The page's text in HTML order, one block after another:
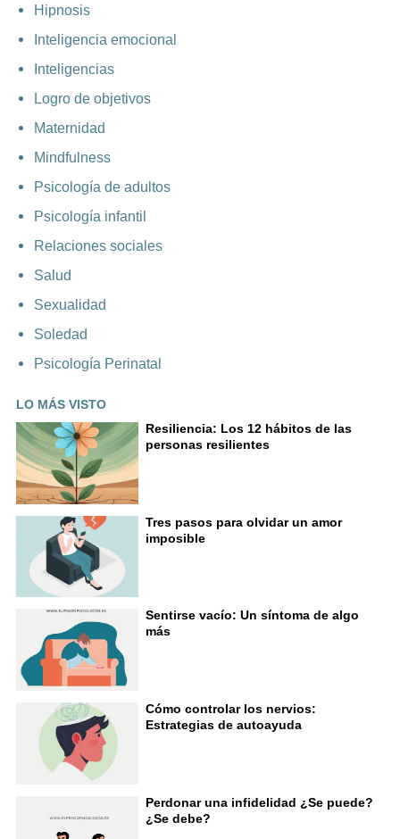
Hipnosis
Inteligencia emocional
Inteligencias
Logro de objetivos
Maternidad
Mindfulness
Psicología de adultos
Psicología infantil
Relaciones sociales
Salud
Sexualidad
Soledad
Psicología Perinatal
LO MÁS VISTO
Resiliencia: Los 12 hábitos de las
personas resilientes
Tres pasos para olvidar un amor
imposible
Sentirse vacío: Un síntoma de algo
más
Cómo controlar los nervios:
Estrategias de autoayuda
Perdonar una infidelidad ¿Se puede?
¿Se debe?